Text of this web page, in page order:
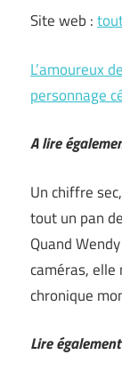
Site web :
L’amoureux
personnage
A lire
Un chiffre
tout un pan
Quand
caméras, elle
chronique
Lire